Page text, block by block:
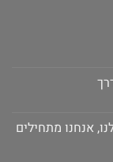
אנחנו מתחילים